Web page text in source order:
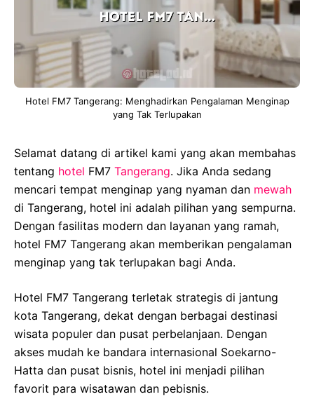
Hotel FM7 Tangerang: Menghadirkan Pengalaman Menginap
yang Tak Terlupakan
Selamat datang di artikel kami yang akan membahas
tentang hotel FM7 Tangerang. Jika Anda sedang
mencari tempat menginap yang nyaman dan mewah
di Tangerang, hotel ini adalah pilihan yang sempurna.
Dengan fasilitas modern dan layanan yang ramah,
hotel FM7 Tangerang akan memberikan pengalaman
menginap yang tak terlupakan bagi Anda.
Hotel FM7 Tangerang terletak strategis di jantung
kota Tangerang, dekat dengan berbagai destinasi
wisata populer dan pusat perbelanjaan. Dengan
akses mudah ke bandara internasional Soekarno-
Hatta dan pusat bisnis, hotel ini menjadi pilihan
favorit para wisatawan dan pebisnis.